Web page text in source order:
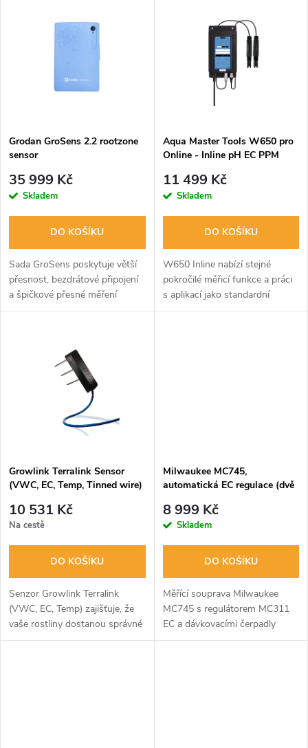
p
r
o
d
u
Abecedně
s
p
r
d
u
Grodan GroSens 2.2 rootzone
sensor
35 999 Kč
Skladem
DO KOŠÍKU
Sada GroSens poskytuje větší
přesnost, bezdrátové připojení
a špičkové přesné měření
obsahu vody (WC), elektrické
Aqua Master Tools W650 pro
Online - Inline pH EC PPM
11 499 Kč
Skladem
DO KOŠÍKU
W650 Inline nabízí stejné
pokročilé měřicí funkce a práci
s aplikací jako standardní
W650, ale je navržen pro
Growlink Terralink Sensor
(VWC, EC, Temp, Tinned wire)
10 531 Kč
Na cestě
DO KOŠÍKU
Senzor Growlink Terralink
(VWC, EC, Temp) zajišťuje, že
vaše rostliny dostanou správné
množství vody ve správný čas.
Milwaukee MC745,
automatická EC regulace (dvě
8 999 Kč
Skladem
DO KOŠÍKU
Měřící souprava Milwaukee
MC745 s regulátorem MC311
EC a dávkovacími čerpadly
poskytuje plně automatizované